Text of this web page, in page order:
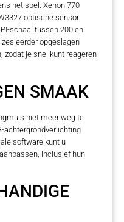
het spel. Xenon 770
optische sensor
schaal tussen 200 en
eerder opgeslagen
zodat je snel kunt reageren
SMAAK
niet meer weg te
achtergrondverlichting
software kunt u
inclusief hun